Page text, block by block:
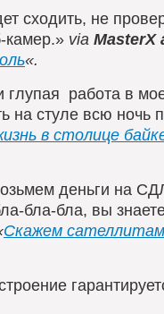
сходить, не
камер.» via MasterX
«.
глупая работа в
на стуле всю ночь
в столице
деньги на
бла-бла, вы
Скажем